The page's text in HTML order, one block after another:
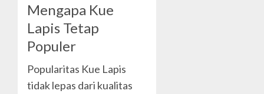
Mengapa Kue
Lapis Tetap
Populer
Popularitas Kue Lapis
tidak lepas dari kualitas